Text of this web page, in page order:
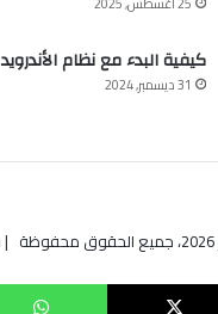
كيفية البدء مع نظام الأندرويد
31 ديسمبر, 2024